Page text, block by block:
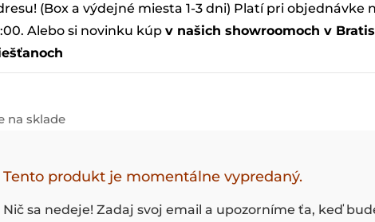
(Box a výdejné miesta 1-3 dni) Platí pri objednávke
Alebo si novinku kúpv našich showroomoch v
na sklade
Tento produkt je momentálne vypredaný.
Nič sa nedeje! Zadaj svoj email a upozorníme ťa, keď